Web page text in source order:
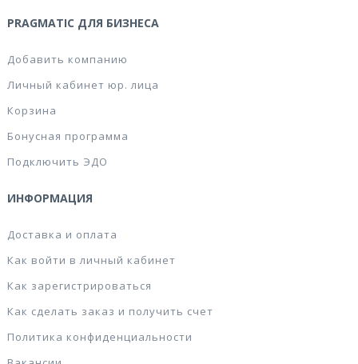
PRAGMATIC ДЛЯ БИЗНЕСА
Добавить компанию
Личный кабинет юр. лица
Корзина
Бонусная программа
Подключить ЭДО
ИНФОРМАЦИЯ
Доставка и оплата
Как войти в личный кабинет
Как зарегистрироваться
Как сделать заказ и получить счет
Политика конфиденциальности